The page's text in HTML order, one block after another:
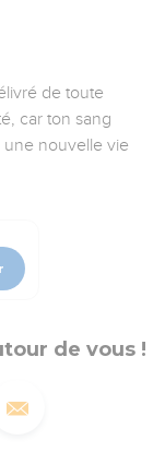
de toute
car ton sang
nouvelle vie
de vous !